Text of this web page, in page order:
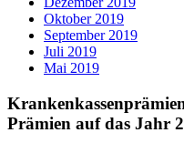
Oktober 2019
September 2019
Juli 2019
Mai 2019
Prämien auf das Jahr